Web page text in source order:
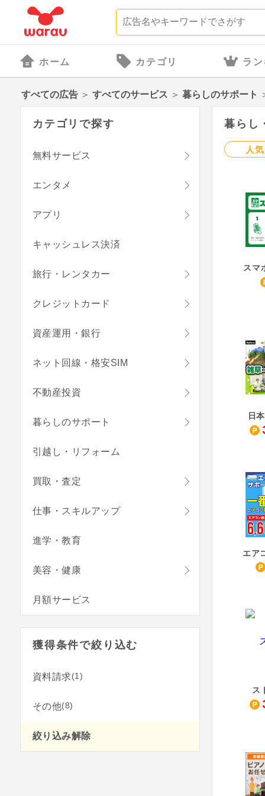
ホーム カテゴリ ラ
すべての広告 ＞ すべてのサービス ＞ 暮らしのサポート
暮らし
人
スマ
日
ス
カテゴリで探す
無料サービス
エンタメ
アプリ
キャッシュレス決済
旅行・レンタカー
クレジットカード
資産運用・銀行
ネット回線・格安SIM
不動産投資
暮らしのサポート
引越し・リフォーム
買取・査定
仕事・スキルアップ
進学・教育
美容・健康
月額サービス
獲得条件で絞り込む
資料請求(1)
その他(8)
絞り込み解除